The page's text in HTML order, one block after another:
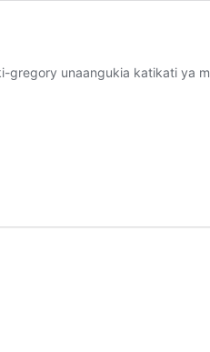
gregory unaangukia katikati ya